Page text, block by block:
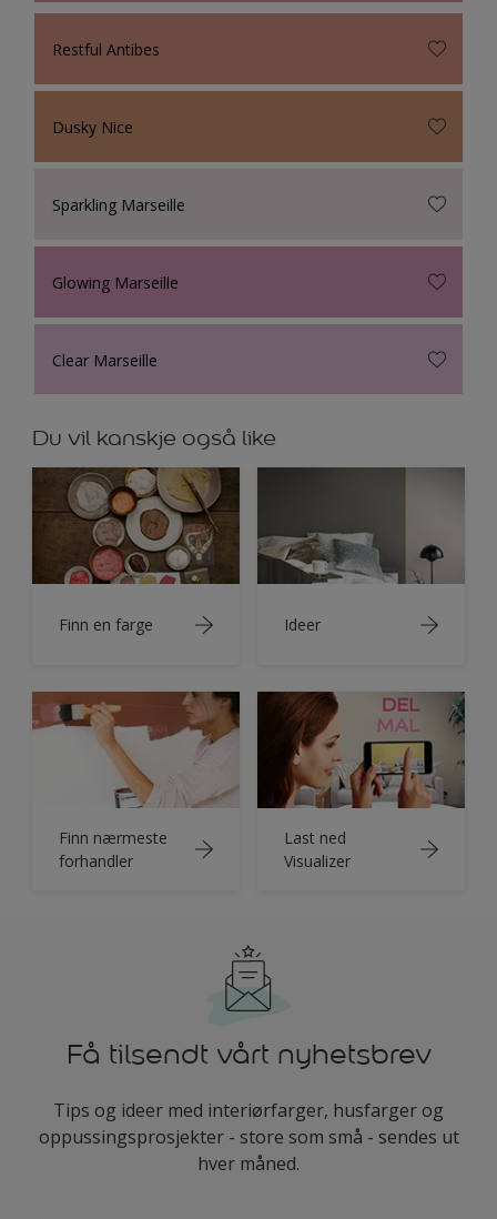
Restful Antibes
Dusky Nice
Sparkling Marseille
Glowing Marseille
Clear Marseille
Du vil kanskje også like
Finn en farge Ideer
Finn nærmeste
forhandler
Last ned
Visualizer
Få tilsendt vårt nyhetsbrev
Tips og ideer med interiørfarger, husfarger og
oppussingsprosjekter - store som små - sendes ut
hver måned.